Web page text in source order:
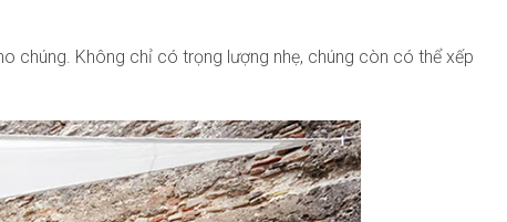
chúng. Không chỉ có trọng lượng nhẹ, chúng còn có thể xếp